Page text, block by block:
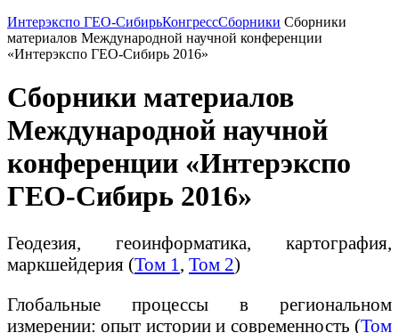
Интерэкспо ГЕО-СибирьКонгрессСборники Сборники
материалов Международной научной конференции
«Интерэкспо ГЕО-Сибирь 2016»
Сборники материалов
Международной научной
конференции «Интерэкспо
ГЕО-Сибирь 2016»
Геодезия, геоинформатика, картография,
маркшейдерия (Том 1 , Том 2)
Глобальные процессы в региональном
измерении: опыт истории и современность (Том